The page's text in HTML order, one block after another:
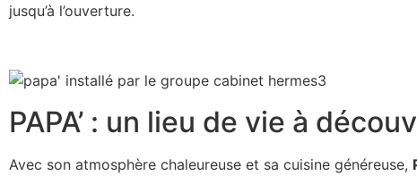
jusqu’à l’ouverture.
PAPA’ : un lieu de vie à
Avec son atmosphère chaleureuse et sa cuisine généreuse,